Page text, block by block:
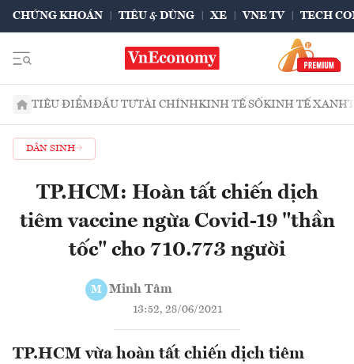
CHỨNG KHOÁN TIÊU & DÙNG XE VNE TV TECH
TIÊU ĐIỂMĐẦU TƯTÀI CHÍNHKINH TẾ SỐKINH TẾ XANH
DÂN SINH
TP.HCM: Hoàn tất chiến dịch
tiêm vaccine ngừa Covid-19 "thần
tốc" cho 710.773 người
M Minh Tâm
13:52, 28/06/2021
TP.HCM vừa hoàn tất chiến dịch tiêm